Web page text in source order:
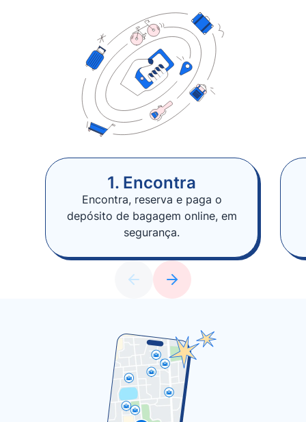
1. Encontra
Encontra, reserva e paga o
depósito de bagagem online, em
segurança.